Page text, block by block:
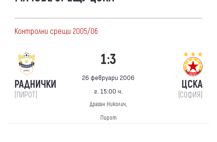
Контролни срещи 2005/06
РАДНИЧКИ
(ПИРОТ)
1:3
26 февруари 2006
г. 15:00 ч.
Драган Николич,
Пирот
ЦСКА
(СОФИЯ)